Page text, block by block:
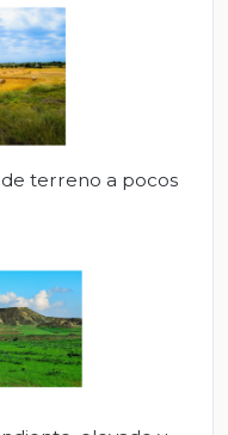
de terreno a pocos